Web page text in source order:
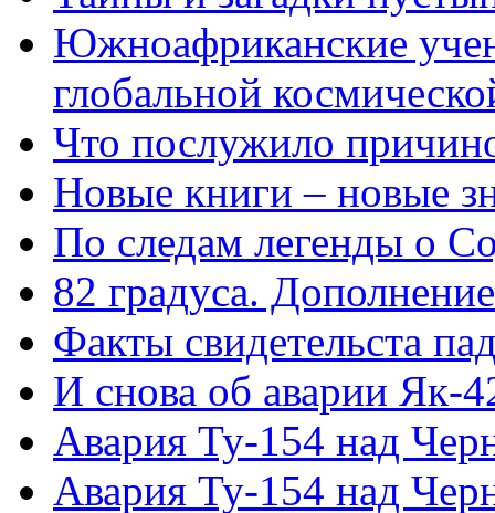
Южноафриканские
глобальной
Что послужило
Новые книги – новые
По следам легенды о
82 градуса.
Факты свидетельста
И снова об аварии Як-
Авария Ту-154 над
Авария Ту-154 над